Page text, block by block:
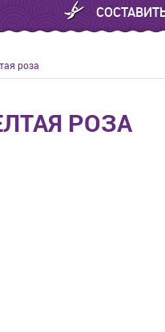
роза
РОЗА